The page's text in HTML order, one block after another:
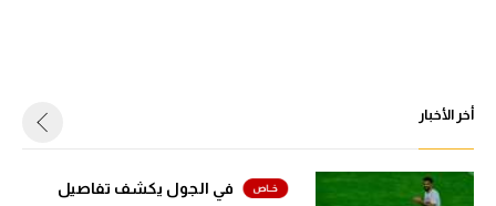
أخر الأخبار
في الجول يكشف تفاصيل